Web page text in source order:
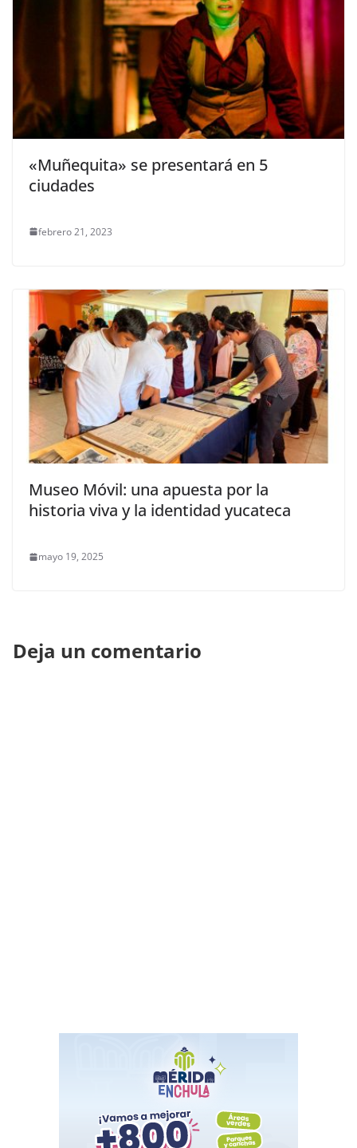
«Muñequita» se presentará en 5
ciudades
febrero 21, 2023
Museo Móvil: una apuesta por la
historia viva y la identidad yucateca
mayo 19, 2025
Deja un comentario